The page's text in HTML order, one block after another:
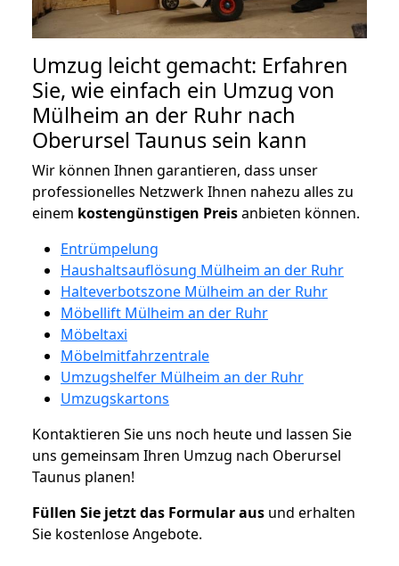
Umzug leicht gemacht: Erfahren
Sie, wie einfach ein Umzug von
Mülheim an der Ruhr nach
Oberursel Taunus sein kann
Wir können Ihnen garantieren, dass unser
professionelles Netzwerk Ihnen nahezu alles zu
einem kostengünstigen Preisanbieten können.
Entrümpelung
Haushaltsauflösung Mülheim an der Ruhr
Halteverbotszone Mülheim an der Ruhr
Möbellift Mülheim an der Ruhr
Möbeltaxi
Möbelmitfahrzentrale
Umzugshelfer Mülheim an der Ruhr
Umzugskartons
Kontaktieren Sie uns noch heute und lassen Sie
uns gemeinsam Ihren Umzug nach Oberursel
Taunus planen!
Füllen Sie jetzt das Formular aus und erhalten
Sie kostenlose Angebote.